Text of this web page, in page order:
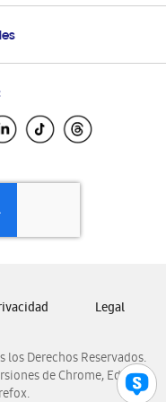
Derechos Reservados.
de Chrome, Edge,
Legal